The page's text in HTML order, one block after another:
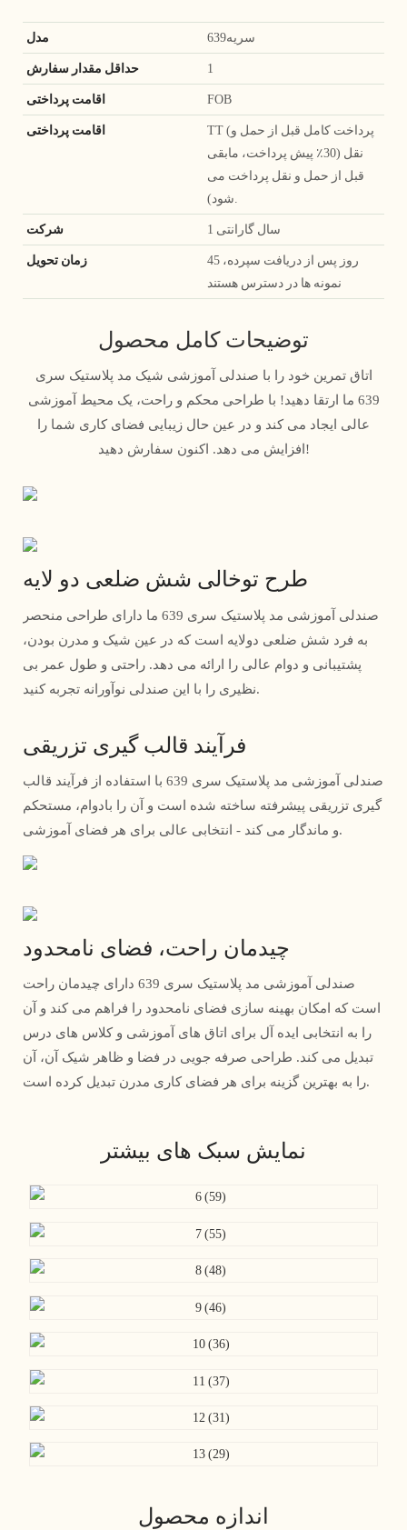
سریه639
1
FOB
TT (پرداخت کامل قبل از حمل و
نقل (30٪ پیش پرداخت، مابقی
قبل از حمل و نقل پرداخت می
شود).
1 سال گارانتی
45 روز پس از دریافت سپرده،
نمونه ها در دسترس هستند
توضیحات کامل محصول
اتاق تمرین خود را با صندلی آموزشی شیک مد پلاستیک سری
639 ما ارتقا دهید! با طراحی محکم و راحت، یک محیط آموزشی
عالی ایجاد می کند و در عین حال زیبایی فضای کاری شما را
افزایش می دهد. اکنون سفارش دهید!
طرح توخالی شش ضلعی دو لایه
صندلی آموزشی مد پلاستیک سری 639 ما دارای طراحی منحصر
به فرد شش ضلعی دولایه است که در عین شیک و مدرن بودن،
پشتیبانی و دوام عالی را ارائه می دهد. راحتی و طول عمر بی
نظیری را با این صندلی نوآورانه تجربه کنید.
فرآیند قالب گیری تزریقی
صندلی آموزشی مد پلاستیک سری 639 با استفاده از فرآیند قالب
گیری تزریقی پیشرفته ساخته شده است و آن را بادوام، مستحکم
و ماندگار می کند - انتخابی عالی برای هر فضای آموزشی.
چیدمان راحت، فضای نامحدود
صندلی آموزشی مد پلاستیک سری 639 دارای چیدمان راحت
است که امکان بهینه سازی فضای نامحدود را فراهم می کند و آن
را به انتخابی ایده آل برای اتاق های آموزشی و کلاس های درس
تبدیل می کند. طراحی صرفه جویی در فضا و ظاهر شیک آن، آن
را به بهترین گزینه برای هر فضای کاری مدرن تبدیل کرده است.
نمایش سبک های بیشتر
اندازه محصول